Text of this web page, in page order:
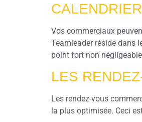
Vos commerciaux
Teamleader réside dans
point fort non
LES
Les rendez-vous
la plus optimisée. Ceci